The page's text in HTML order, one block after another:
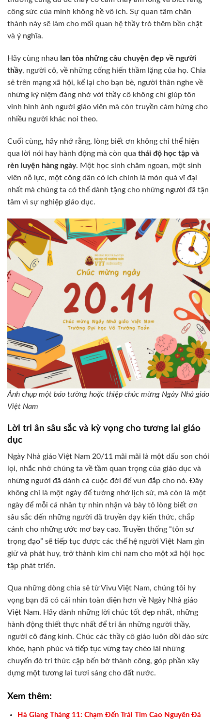
công sức của mình không hề vô ích. Sự quan tâm chân
thành này sẽ làm cho mối quan hệ thầy trò thêm bền chặt
và ý nghĩa.
Hãy cùng nhau lan tỏa những câu chuyện đẹp về người
thầy, người cô, về những cống hiến thầm lặng của họ. Chia
sẻ trên mạng xã hội, kể lại cho bạn bè, người thân nghe về
những kỷ niệm đáng nhớ với thầy cô không chỉ giúp tôn
vinh hình ảnh người giáo viên mà còn truyền cảm hứng cho
nhiều người khác noi theo.
Cuối cùng, hãy nhớ rằng, lòng biết ơn không chỉ thể hiện
qua lời nói hay hành động mà còn qua thái độ học tập và
rèn luyện hàng ngày. Một học sinh chăm ngoan, một sinh
viên nỗ lực, một công dân có ích chính là món quà vĩ đại
nhất mà chúng ta có thể dành tặng cho những người đã tận
tâm vì sự nghiệp giáo dục.
Ảnh chụp một báo tường hoặc thiệp chúc mừng Ngày Nhà giáo
Việt Nam
Lời tri ân sâu sắc và kỳ vọng cho tương lai giáo
dục
Ngày Nhà giáo Việt Nam 20/11 mãi mãi là một dấu son chói
lọi, nhắc nhở chúng ta về tầm quan trọng của giáo dục và
những người đã dành cả cuộc đời để vun đắp cho nó. Đây
không chỉ là một ngày để tưởng nhớ lịch sử, mà còn là một
ngày để mỗi cá nhân tự nhìn nhận và bày tỏ lòng biết ơn
sâu sắc đến những người đã truyền dạy kiến thức, chắp
cánh cho những ước mơ bay cao. Truyền thống “tôn sư
trọng đạo” sẽ tiếp tục được các thế hệ người Việt Nam gìn
giữ và phát huy, trở thành kim chỉ nam cho một xã hội học
tập phát triển.
Qua những dòng chia sẻ từ Vivu Việt Nam, chúng tôi hy
vọng bạn đã có cái nhìn toàn diện hơn về Ngày Nhà giáo
Việt Nam. Hãy dành những lời chúc tốt đẹp nhất, những
hành động thiết thực nhất để tri ân những người thầy,
người cô đáng kính. Chúc các thầy cô giáo luôn dồi dào sức
khỏe, hạnh phúc và tiếp tục vững tay chèo lái những
chuyến đò tri thức cập bến bờ thành công, góp phần xây
dựng một tương lai tươi sáng cho đất nước.
Xem thêm:
Hà Giang Tháng 11: Chạm Đến Trái Tim Cao Nguyên Đá